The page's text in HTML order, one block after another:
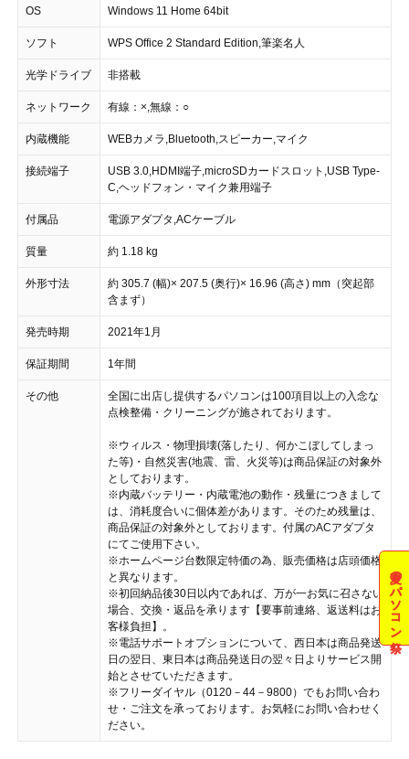
OS Windows 11 Home 64bit
ソフト WPS Office 2 Standard Edition,筆楽名人
光学ドライブ 非搭載
ネットワーク 有線：×,無線：○
内蔵機能 WEBカメラ,Bluetooth,スピーカー,マイク
接続端子
USB 3.0,HDMI端子,microSDカードスロット,USB Type-
C,ヘッドフォン・マイク兼用端子
付属品 電源アダプタ,ACケーブル
質量 約 1.18 kg
外形寸法
約 305.7 (幅)× 207.5 (奥行)× 16.96 (高さ) mm（突起部
含まず）
発売時期 2021年1月
保証期間 1年間
その他
全国に出店し提供するパソコンは100項目以上の入念な
点検整備・クリーニングが施されております。
※ウィルス・物理損壊(落したり、何かこぼしてしまっ
た等)・自然災害(地震、雷、火災等)は商品保証の対象外
としております。
※内蔵バッテリー・内蔵電池の動作・残量につきまして
は、消耗度合いに個体差があります。そのため残量は、
商品保証の対象外としております。付属のACアダプタ
にてご使用下さい。
※ホームページ台数限定特価の為、販売価格は店頭価格
と異なります。
※初回納品後30日以内であれば、万が一お気に召さない
場合、交換・返品を承ります【要事前連絡、返送料はお
客様負担】。
※電話サポートオプションについて、西日本は商品発送
日の翌日、東日本は商品発送日の翌々日よりサービス開
始とさせていただきます。
※フリーダイヤル（0120－44－9800）でもお問い合わ
せ・ご注文を承っております。お気軽にお問い合わせく
ださい。
夏のパソコン祭